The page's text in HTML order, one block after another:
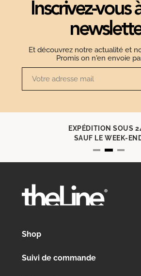
Inscrivez-vous
Et découvrez notre actualité et
Promis on n'en envoie
EXPÉDITION SOUS
SAUF LE WEEK-
Shop
Suivi de commande